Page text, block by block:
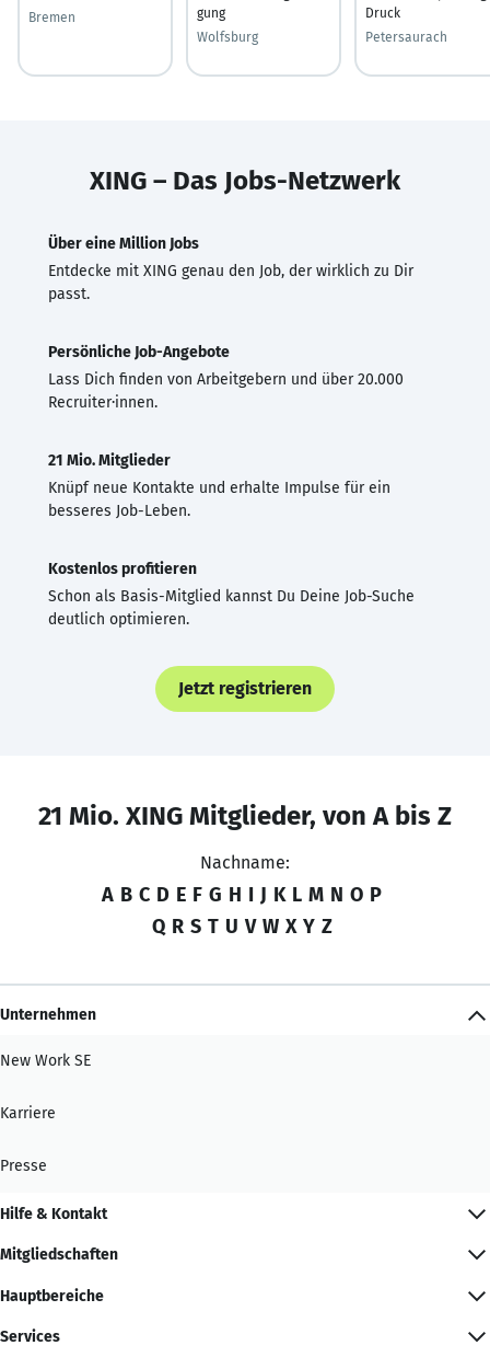
Bremen
gung
Wolfsburg
Druck
Petersaurach
XING – Das Jobs-Netzwerk
Über eine Million Jobs
Entdecke mit XING genau den Job, der wirklich zu Dir
passt.
Persönliche Job-Angebote
Lass Dich finden von Arbeitgebern und über 20.000
Recruiter·innen.
21 Mio. Mitglieder
Knüpf neue Kontakte und erhalte Impulse für ein
besseres Job-Leben.
Kostenlos profitieren
Schon als Basis-Mitglied kannst Du Deine Job-Suche
deutlich optimieren.
Jetzt registrieren
21 Mio. XING Mitglieder, von A bis Z
Nachname:
A B C D E F G H I J K L M N O P
Q R S T U V W X Y Z
Unternehmen
New Work SE
Karriere
Presse
Hilfe & Kontakt
Mitgliedschaften
Hauptbereiche
Services